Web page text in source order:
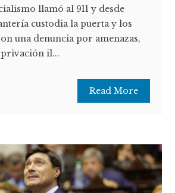
llamó al 911 y desde
custodia la puerta y los
una denuncia por amenazas,
il...
Read More